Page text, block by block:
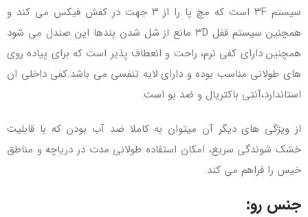
سیستم ۳F است که مچ پا را از ۳ جهت در کفش فیکس می کند و
همچنین سیستم قفل ۳D مانع از شل شدن بندها این صندل می شود
همچنین دارای کفی نرم، راحت و انعطاف پذیر است که برای پیاده روی
های طولانی مناسب بوده و دارای لایه تنفسی می باشد.کفی داخلی ان
استاندارد،آنتی باکتریال و ضد بو است.
از ویژگی های دیگر آن میتوان به کاملا ضد آب بودن که با قابلیت
خشک شوندگی سریع، امکان استفاده طولانی مدت در دریاچه و مناطق
خیس را فراهم می کند.
جنس رو: